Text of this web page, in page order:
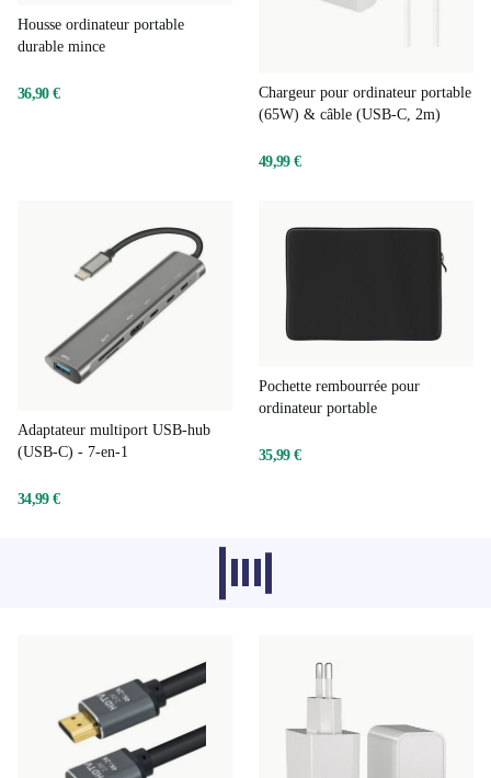
Housse ordinateur portable
durable mince
36,90 €
Chargeur pour ordinateur portable
(65W) & câble (USB-C, 2m)
49,99 €
Adaptateur multiport USB-hub
(USB-C) - 7-en-1
34,99 €
Pochette rembourrée pour
ordinateur portable
35,99 €
Les produits recommandés dans d'autres
catégories ne se chargent pas pour le